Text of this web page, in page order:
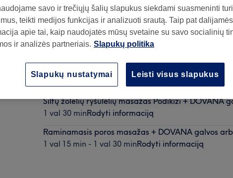
Raminantis viso kūno masažas | Relaxing Full body
Šiltų žolelių ryšulėlių masažas Podikizi + DOVANA
1 val 30 minRodyti informaciją
Raminamasis poros masažas + DOVANA galvos
1 val 15 min - 1 val 30 minRodyti informaciją
savo ir trečiųjų šalių slapukus siekdami suasmeninti
teikti medijos funkcijas ir analizuoti srautą. Taip pat dalijamės
apie tai, kaip naudojatės mūsų svetaine su savo socialinių
ir analizės partneriais. Slapukų politika
Leisti visus slapukus
Slapukų nustatymai